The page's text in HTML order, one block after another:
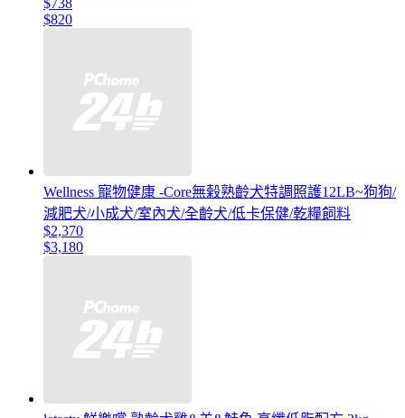
$738
$820
Wellness 寵物健康 -Core無榖熟齡犬特調照護12LB~狗狗/
減肥犬/小成犬/室內犬/全齡犬/低卡保健/乾糧飼料
$2,370
$3,180